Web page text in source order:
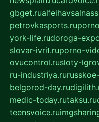
gbget.ru
petrovkasports.ru
york-life.rudoroga-
slovar-ivrit.ruporno-
ovucontrol.rusloty-
ru-industriya.ru
belgorod-day.ru
medic-today.rutaksu.ru
teensvoice.ru